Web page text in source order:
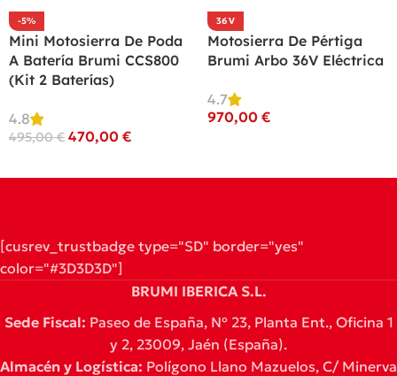
-5%
Mini Motosierra De Poda
A Batería Brumi CCS800
(Kit 2 Baterías)
4.8
495,00€ 470,00 €
36 V
Motosierra De Pértiga
Brumi Arbo 36V Eléctrica
4.7
970,00 €
[cusrev_trustbadge type="SD" border="yes"
color="#3D3D3D"]
BRUMI IBERICA S.L.
Sede Fiscal: Paseo de España, Nº 23, Planta Ent., Oficina 1
y 2, 23009, Jaén (España).
Almacén y Logística: Polígono Llano Mazuelos, C/ Minerva